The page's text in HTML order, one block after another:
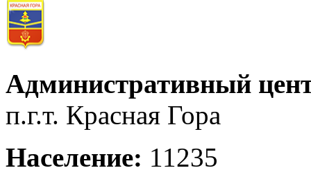
Административный
п.г.т. Красная Гора
Население: 11235